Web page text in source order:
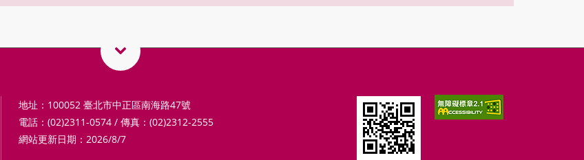
地址：100052 臺北市中正區南海路47號
電話：(02)2311-0574 / 傳真：(02)2312-2555
網站更新日期：2026/8/7